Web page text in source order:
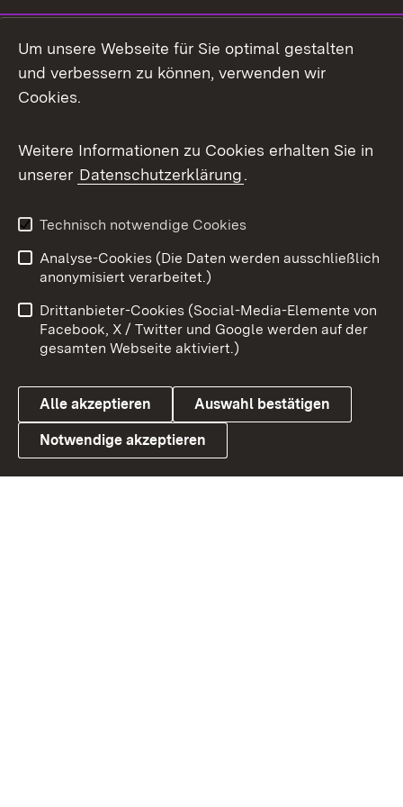
Facebook
X / Twitter
Youtube
Link zum Landesportal
Impressum
Kontakt
Barrierefreiheit
Datenschutz
Cookies
Um unsere Webseite für Sie optimal gestalten
und verbessern zu können, verwenden wir
Cookies.
Weitere Informationen zu Cookies erhalten Sie in
unserer Datenschutzerklärung.
Technisch notwendige Cookies
Analyse-Cookies (Die Daten werden ausschließlich
anonymisiert verarbeitet.)
Drittanbieter-Cookies (Social-Media-Elemente von
Facebook, X / Twitter und Google werden auf der
gesamten Webseite aktiviert.)
Alle akzeptieren Auswahl bestätigen
Notwendige akzeptieren